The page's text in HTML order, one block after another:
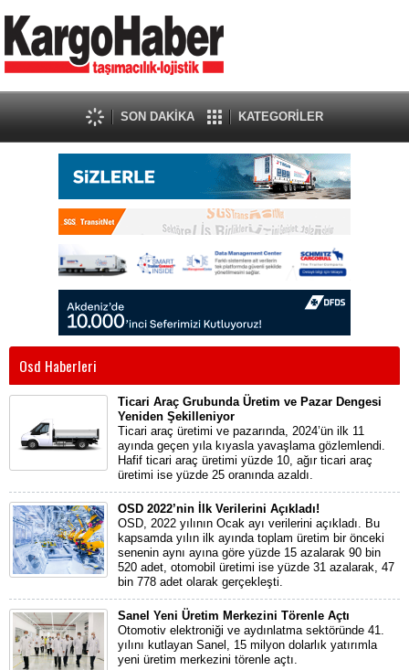
SON DAKİKA KATEGORİLER
Osd Haberleri
Ticari Araç Grubunda Üretim ve Pazar Dengesi
Yeniden Şekilleniyor
Ticari araç üretimi ve pazarında, 2024’ün ilk 11
ayında geçen yıla kıyasla yavaşlama gözlemlendi.
Hafif ticari araç üretimi yüzde 10, ağır ticari araç
üretimi ise yüzde 25 oranında azaldı.
OSD 2022’nin İlk Verilerini Açıkladı!
OSD, 2022 yılının Ocak ayı verilerini açıkladı. Bu
kapsamda yılın ilk ayında toplam üretim bir önceki
senenin aynı ayına göre yüzde 15 azalarak 90 bin
520 adet, otomobil üretimi ise yüzde 31 azalarak, 47
bin 778 adet olarak gerçekleşti.
Sanel Yeni Üretim Merkezini Törenle Açtı
Otomotiv elektroniği ve aydınlatma sektöründe 41.
yılını kutlayan Sanel, 15 milyon dolarlık yatırımla
yeni üretim merkezini törenle açtı.